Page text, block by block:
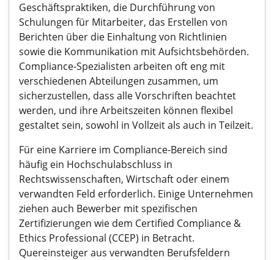
Geschäftspraktiken, die Durchführung von
Schulungen für Mitarbeiter, das Erstellen von
Berichten über die Einhaltung von Richtlinien
sowie die Kommunikation mit Aufsichtsbehörden.
Compliance-Spezialisten arbeiten oft eng mit
verschiedenen Abteilungen zusammen, um
sicherzustellen, dass alle Vorschriften beachtet
werden, und ihre Arbeitszeiten können flexibel
gestaltet sein, sowohl in Vollzeit als auch in Teilzeit.
Für eine Karriere im Compliance-Bereich sind
häufig ein Hochschulabschluss in
Rechtswissenschaften, Wirtschaft oder einem
verwandten Feld erforderlich. Einige Unternehmen
ziehen auch Bewerber mit spezifischen
Zertifizierungen wie dem Certified Compliance &
Ethics Professional (CCEP) in Betracht.
Quereinsteiger aus verwandten Berufsfeldern